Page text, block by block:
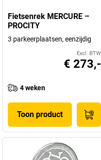
Fietsenrek MERCURE –
PROCITY
3 parkeerplaatsen, eenzijdig
Excl. BTW
€ 273,-
4 weken
Toon product